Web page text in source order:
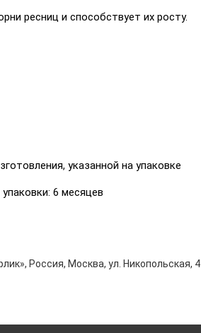
ресниц и способствует их росту.
указанной на упаковке
6 месяцев
Россия, Москва, ул. Никопольская, 4